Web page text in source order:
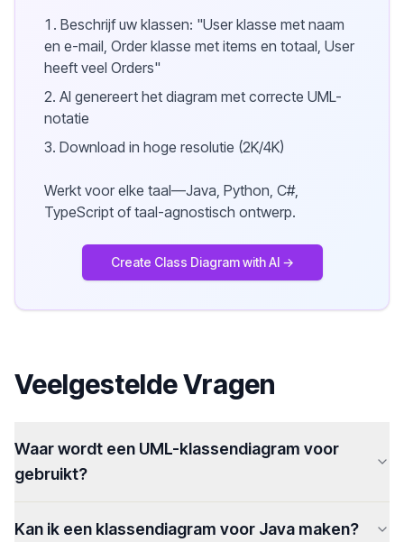
Beschrijf uw klassen: "User klasse met naam
en e-mail, Order klasse met items en totaal, User
heeft veel Orders"
AI genereert het diagram met correcte UML-
notatie
Download in hoge resolutie (2K/4K)
Werkt voor elke taal—Java, Python, C#,
TypeScript of taal-agnostisch ontwerp.
Create Class Diagram with AI →
Veelgestelde Vragen
Waar wordt een UML-klassendiagram voor
gebruikt?
Kan ik een klassendiagram voor Java maken?